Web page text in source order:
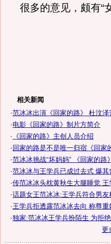
很多的意见，颇有“
相关新闻
·范冰冰出演《回家的路》 杜汶泽
·电影《回家的路》制片方简介
· 《回家的路》主创人员介绍
·回家的路是不是唯一归宿《回家
·范冰冰挑战“坏妈妈” 《回家的路
·范冰冰与王学兵已成过去式 爆其
·传范冰冰头枕黄秋生大腿睡觉 王
·话题女王范冰冰:王学兵符合男
·王学兵拒透露范冰冰去向 称尊
·独家:范冰冰王学兵扮陌生 为拒
更